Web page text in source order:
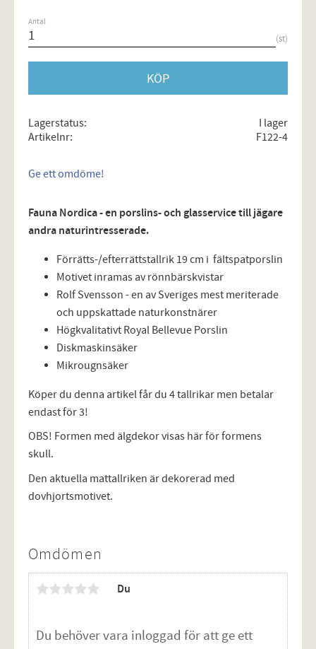
Antal
st
KÖP
Lagerstatus
I lager
Artikelnr
F122-4
Ge ett omdöme!
Fauna Nordica - en porslins- och glasservice till jägare
andra naturintresserade.
Förrätts-/efterrättstallrik 19 cm i fältspatporslin
Motivet inramas av rönnbärskvistar
Rolf Svensson - en av Sveriges mest meriterade
och uppskattade naturkonstnärer
Högkvalitativt Royal Bellevue Porslin
Diskmaskinsäker
Mikrougnsäker
Köper du denna artikel får du 4 tallrikar men betalar
endast för 3!
OBS! Formen med älgdekor visas här för formens
skull.
Den aktuella mattallriken är dekorerad med
dovhjortsmotivet.
Omdömen
Du